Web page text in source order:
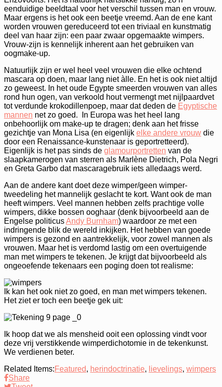
eenduidige beeldtaal voor het verschil tussen man en vrouw.
Maar ergens is het ook een beetje vreemd. Aan de ene kant
worden vrouwen gereduceerd tot een triviaal en kunstmatig
deel van haar zijn: een paar zwaar opgemaakte wimpers.
Vrouw-zijn is kennelijk inherent aan het gebruiken van
oogmake-up.
Natuurlijk zijn er wel heel veel vrouwen die elke ochtend
mascara op doen, maar lang niet àlle. En het is ook niet altijd
zo geweest. In het oude Egypte smeerden vrouwen van alles
rond hun ogen, van verkoold hout vermengt met nijlpaardvet
tot verdunde krokodillenpoep, maar dat deden de Egyptische
mannen net zo goed. In Europa was het heel lang
onbehoorlijk om make-up te dragen; denk aan het frisse
gezichtje van Mona Lisa (en eigenlijk elke andere vrouw die
door een Renaissance-kunstenaar is geportretteerd).
Eigenlijk is het pas sinds de glamourportretten van de
slaapkamerogen van sterren als Marlène Dietrich, Pola Negri
en Greta Garbo dat mascaragebruik iets alledaags werd.
Aan de andere kant doet deze wimper/geen wimper-
tweedeling het mannelijk geslacht te kort. Want ook de man
heeft wimpers. Veel mannen hebben zelfs prachtige volle
wimpers, dikke bossen ooghaar (denk bijvoorbeeld aan de
Engelse politicusAndy Burnham) waardoor ze met een
indringende blik de wereld inkijken. Het hebben van goede
wimpers is gezond en aantrekkelijk, voor zowel mannen als
vrouwen. Maar het is verdomd lastig om een overtuigende
man met wimpers te tekenen. Je krijgt dat bijvoorbeeld als
ongeoefende tekenaars een poging doen tot realisme:
Ik kan het ook niet zo goed, en man met wimpers tekenen.
Het ziet er toch een beetje gek uit:
Ik hoop dat we als mensheid ooit een oplossing vindt voor
deze vrij verstikkende wimperdichotomie in de tekenkunst.
We verdienen beter.
Related Items:Featured, herindoctrinatie, lievelings, wimpers
Share